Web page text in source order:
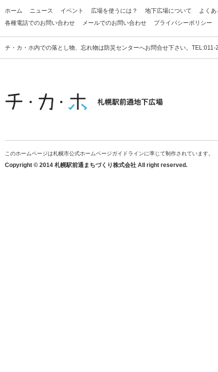
ホーム ニュース イベント 広場を使うには？ 地下広場について
よく
各種電話でのお問い合わせ
メールでのお問い合わせ プライバシーポリシー
チ・カ・ホ内での落とし物、忘れ物は防災センターへお問合せ下さい。
このホームページは札幌市公式ホームページガイドラインに準じて制作されています。
Copyright © 2014 札幌駅前通まちづくり株式会社 All right reserved.